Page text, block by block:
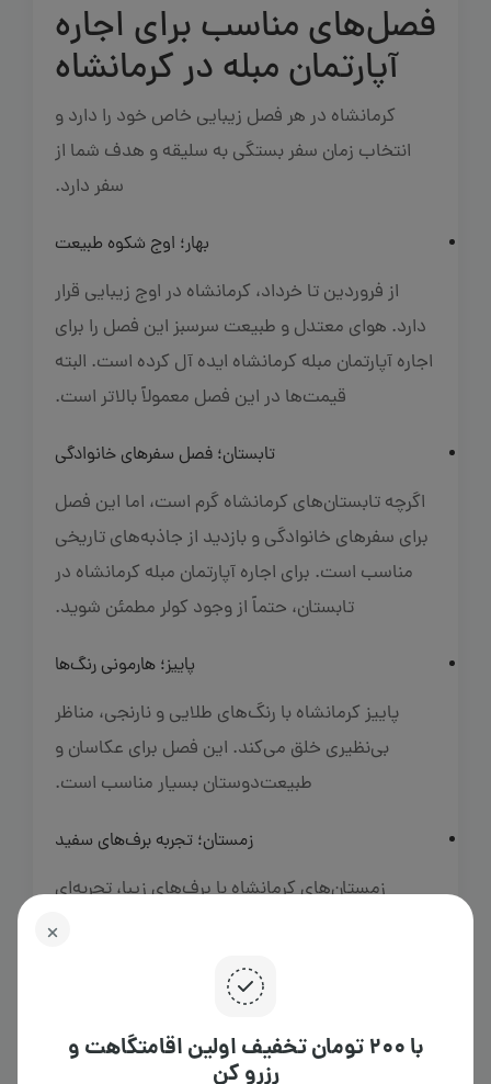
فصل‌های مناسب برای اجاره
آپارتمان مبله در کرمانشاه
کرمانشاه در هر فصل زیبایی خاص خود را دارد و
انتخاب زمان سفر بستگی به سلیقه و هدف شما از
سفر دارد.
بهار؛ اوج شکوه طبیعت
از فروردین تا خرداد، کرمانشاه در اوج زیبایی قرار
دارد. هوای معتدل و طبیعت سرسبز این فصل را برای
اجاره آپارتمان مبله کرمانشاه ایده‌ آل کرده است. البته
قیمت‌ها در این فصل معمولاً بالاتر است.
تابستان؛ فصل سفرهای خانوادگی
اگرچه تابستان‌های کرمانشاه گرم است، اما این فصل
برای سفرهای خانوادگی و بازدید از جاذبه‌های تاریخی
مناسب است. برای اجاره آپارتمان مبله کرمانشاه در
تابستان، حتماً از وجود کولر مطمئن شوید.
پاییز؛ هارمونی رنگ‌ها
پاییز کرمانشاه با رنگ‌های طلایی و نارنجی، مناظر
بی‌نظیری خلق می‌کند. این فصل برای عکاسان و
طبیعت‌دوستان بسیار مناسب است.
زمستان؛ تجربه برف‌های سفید
زمستان‌های کرمانشاه با برف‌های زیبا، تجربه‌ای
منحصربه‌فرد ایجاد می‌کند. برای اجاره آپارتمان مبله
کرمانشاه در این فصل، از سیستم گرمایشی مناسب
با ۲۰۰ تومان تخفیف اولین اقامتگاهت و
رزرو کن